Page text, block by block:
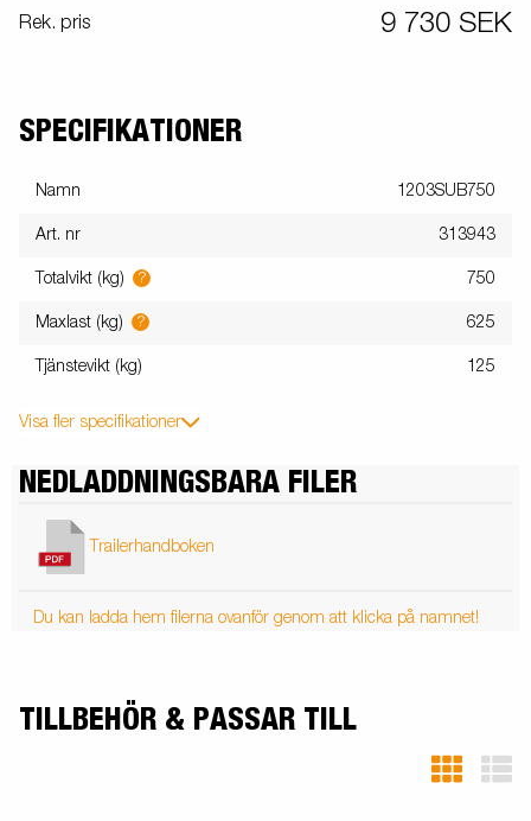
Rek. pris 9 730 SEK
SPECIFIKATIONER
Namn 1203SUB750
Art. nr 313943
Totalvikt (kg) ? 750
Maxlast (kg) ? 625
Tjänstevikt (kg) 125
Visa fler specifikationer
NEDLADDNINGSBARA FILER
Trailerhandboken
Du kan ladda hem filerna ovanför genom att klicka på namnet!
TILLBEHÖR & PASSAR TILL